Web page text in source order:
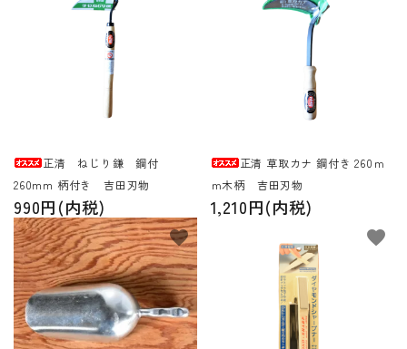
ACCOUNT MENU
ようこそ ゲスト 様
正清 ねじり鎌 鋼付
260mm 柄付き 吉田刃物
990円(内税)
正清 草取カナ 鋼付き 260ｍ
ｍ木柄 吉田刃物
1,210円(内税)
favorite favorite